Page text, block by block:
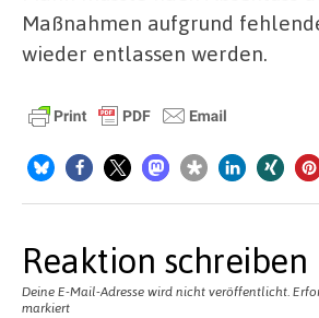
Maßnahmen aufgrund
wieder entlassen werden.
Reaktion schreiben
Deine E-Mail-Adresse wird nicht veröffentlicht.
markiert